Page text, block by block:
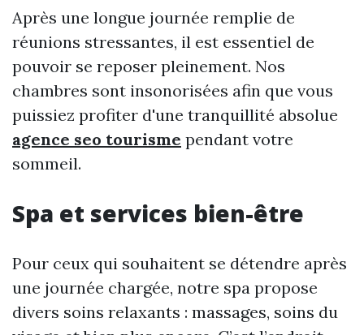
Après une longue journée remplie de
réunions stressantes, il est essentiel de
pouvoir se reposer pleinement. Nos
chambres sont insonorisées afin que vous
puissiez profiter d'une tranquillité absolue
agence seo tourisme pendant votre
sommeil.
Spa et services bien-être
Pour ceux qui souhaitent se détendre après
une journée chargée, notre spa propose
divers soins relaxants : massages, soins du